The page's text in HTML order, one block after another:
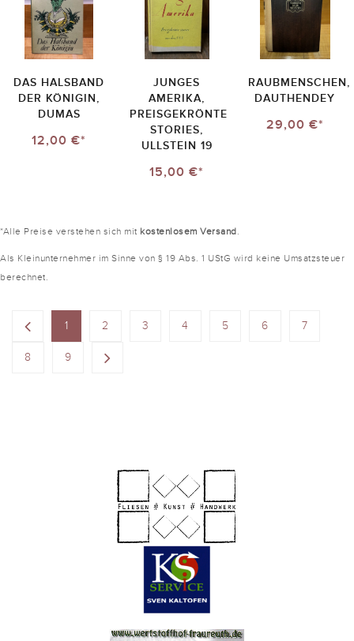
DAS HALSBAND
DER KÖNIGIN,
DUMAS
12,00 €*
JUNGES
AMERIKA,
PREISGEKRÖNTE
STORIES,
ULLSTEIN 19
15,00 €*
RAUBMENSCHEN,
DAUTHENDEY
29,00 €*
*Alle Preise verstehen sich mit kostenlosem Versand.
Als Kleinunternehmer im Sinne von § 19 Abs. 1 UStG wird keine Umsatzsteuer
berechnet.
1 2 3 4 5 6 7
8 9